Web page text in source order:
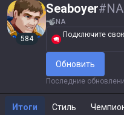
584
Seaboyer#
NA
Подключите
Обновить
Последние
Итоги Стиль